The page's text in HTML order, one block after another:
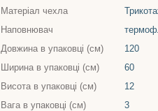
Матеріал чехла
Наповнювач
Довжина в упаковці (см)
120
Ширина в упаковці (см)
60
Висота в упаковці (см)
12
Вага в упаковці (см)
3